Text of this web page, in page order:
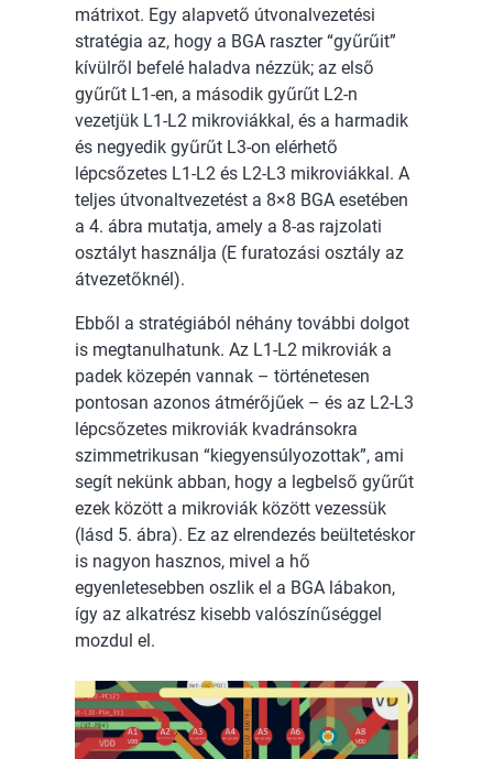
mátrixot. Egy alapvető útvonalvezetési
stratégia az, hogy a BGA raszter “gyűrűit”
kívülről befelé haladva nézzük; az első
gyűrűt L1-en, a második gyűrűt L2-n
vezetjük L1-L2 mikroviákkal, és a harmadik
és negyedik gyűrűt L3-on elérhető
lépcsőzetes L1-L2 és L2-L3 mikroviákkal. A
teljes útvonaltvezetést a 8×8 BGA esetében
a 4. ábra mutatja, amely a 8-as rajzolati
osztályt használja (E furatozási osztály az
átvezetőknél).
Ebből a stratégiából néhány további dolgot
is megtanulhatunk. Az L1-L2 mikroviák a
padek közepén vannak – történetesen
pontosan azonos átmérőjűek – és az L2-L3
lépcsőzetes mikroviák kvadránsokra
szimmetrikusan “kiegyensúlyozottak”, ami
segít nekünk abban, hogy a legbelső gyűrűt
ezek között a mikroviák között vezessük
(lásd 5. ábra). Ez az elrendezés beültetéskor
is nagyon hasznos, mivel a hő
egyenletesebben oszlik el a BGA lábakon,
így az alkatrész kisebb valószínűséggel
mozdul el.